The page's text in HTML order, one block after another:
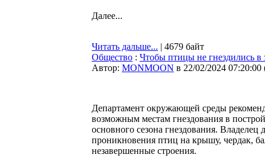
Далее...
Читать дальше... | 4679 байт
Общество : Чтобы птицы не гнездились в
Автор: MONMOON в 22/02/2024 07:20:00
Департамент окружающей среды
возможным местам гнездования в
основного сезона гнездования.
проникновения птиц на крышу, чердак,
незавершенные строения.